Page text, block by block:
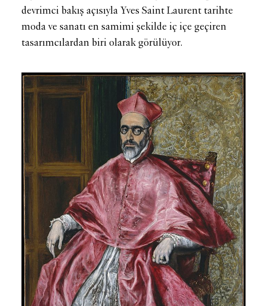
devrimci bakış açısıyla Yves Saint Laurent tarihte
moda ve sanatı en samimi şekilde iç içe geçiren
tasarımcılardan biri olarak görülüyor.